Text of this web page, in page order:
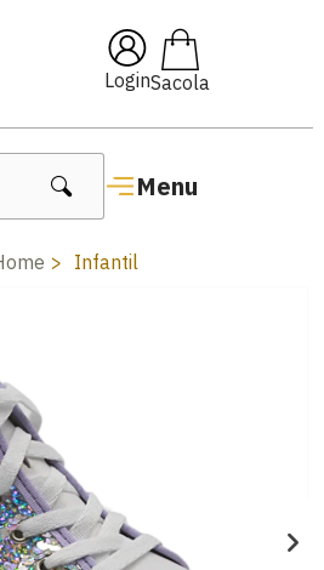
Login
Menu
Femininos
Infantil